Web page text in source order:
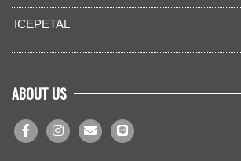
ICEPETAL
ABOUT US